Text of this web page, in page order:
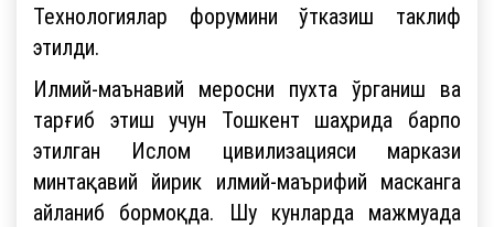
Технологиялар форумини ўтказиш таклиф
этилди.
Илмий-маънавий меросни пухта ўрганиш ва
тарғиб этиш учун Тошкент шаҳрида барпо
этилган Ислом цивилизацияси маркази
минтақавий йирик илмий-маърифий масканга
айланиб бормоқда. Шу кунларда мажмуада